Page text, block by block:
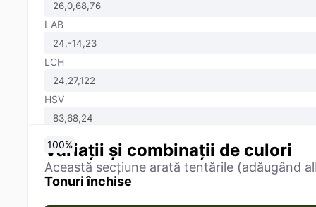
LAB
LCH
HSV
Variații și combinații de culori
Această secțiune arată tentările (adăugând
Tonuri închise
0%
10%
20%
30%
40%
50%
60%
70%
80%
90%
100%